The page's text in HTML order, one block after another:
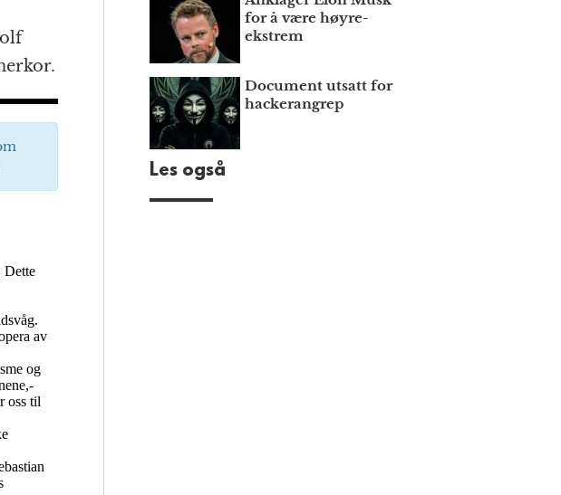
for å være høyre­
ekstrem
Document utsatt for
hackerangrep
Les også